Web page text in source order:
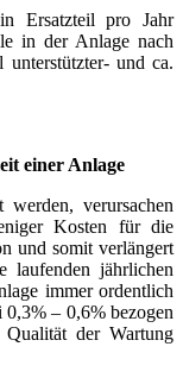
Ersatzteil pro Jahr
in der Anlage nach
und ca.
einer Anlage
verursachen
Kosten für die
und somit verlängert
laufenden jährlichen
immer ordentlich
– 0,6% bezogen
der Wartung